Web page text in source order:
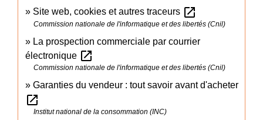
Site web, cookies et autres traceurs open_in_new
Commission nationale de l'informatique et des libertés (Cnil)
La prospection commerciale par courrier
électronique open_in_new
Commission nationale de l'informatique et des libertés (Cnil)
Garanties du vendeur : tout savoir avant d'acheter
open_in_new
Institut national de la consommation (INC)